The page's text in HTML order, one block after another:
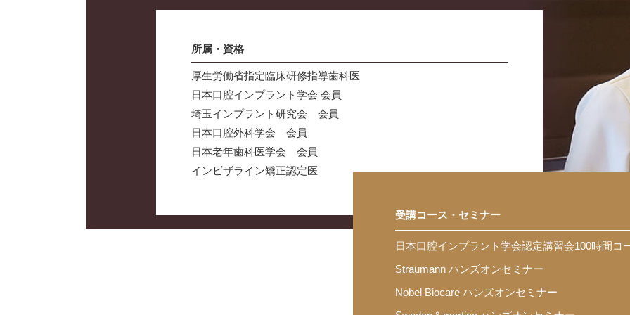
所属・資格
厚生労働省指定臨床研修指導歯科医
日本口腔インプラント学会 会員
埼玉インプラント研究会 会員
日本口腔外科学会 会員
日本老年歯科医学会 会員
インビザライン矯正認定医
受講コース・セミナー
日本口腔インプラント学会認定講習会100時間コ
Straumann ハンズオンセミナー
Nobel Biocare ハンズオンセミナー